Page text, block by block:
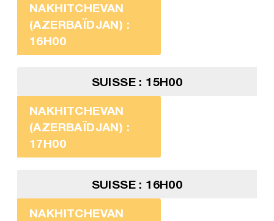
NAKHITCHEVAN
(AZERBAÏDJAN) :
16H00
SUISSE : 15H00
NAKHITCHEVAN
(AZERBAÏDJAN) :
17H00
SUISSE : 16H00
NAKHITCHEVAN